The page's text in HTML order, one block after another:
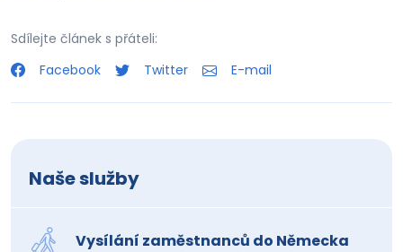
Sdílejte článek s přáteli:
Facebook
Twitter E-mail
Naše služby
Vysílání zaměstnanců do Německa